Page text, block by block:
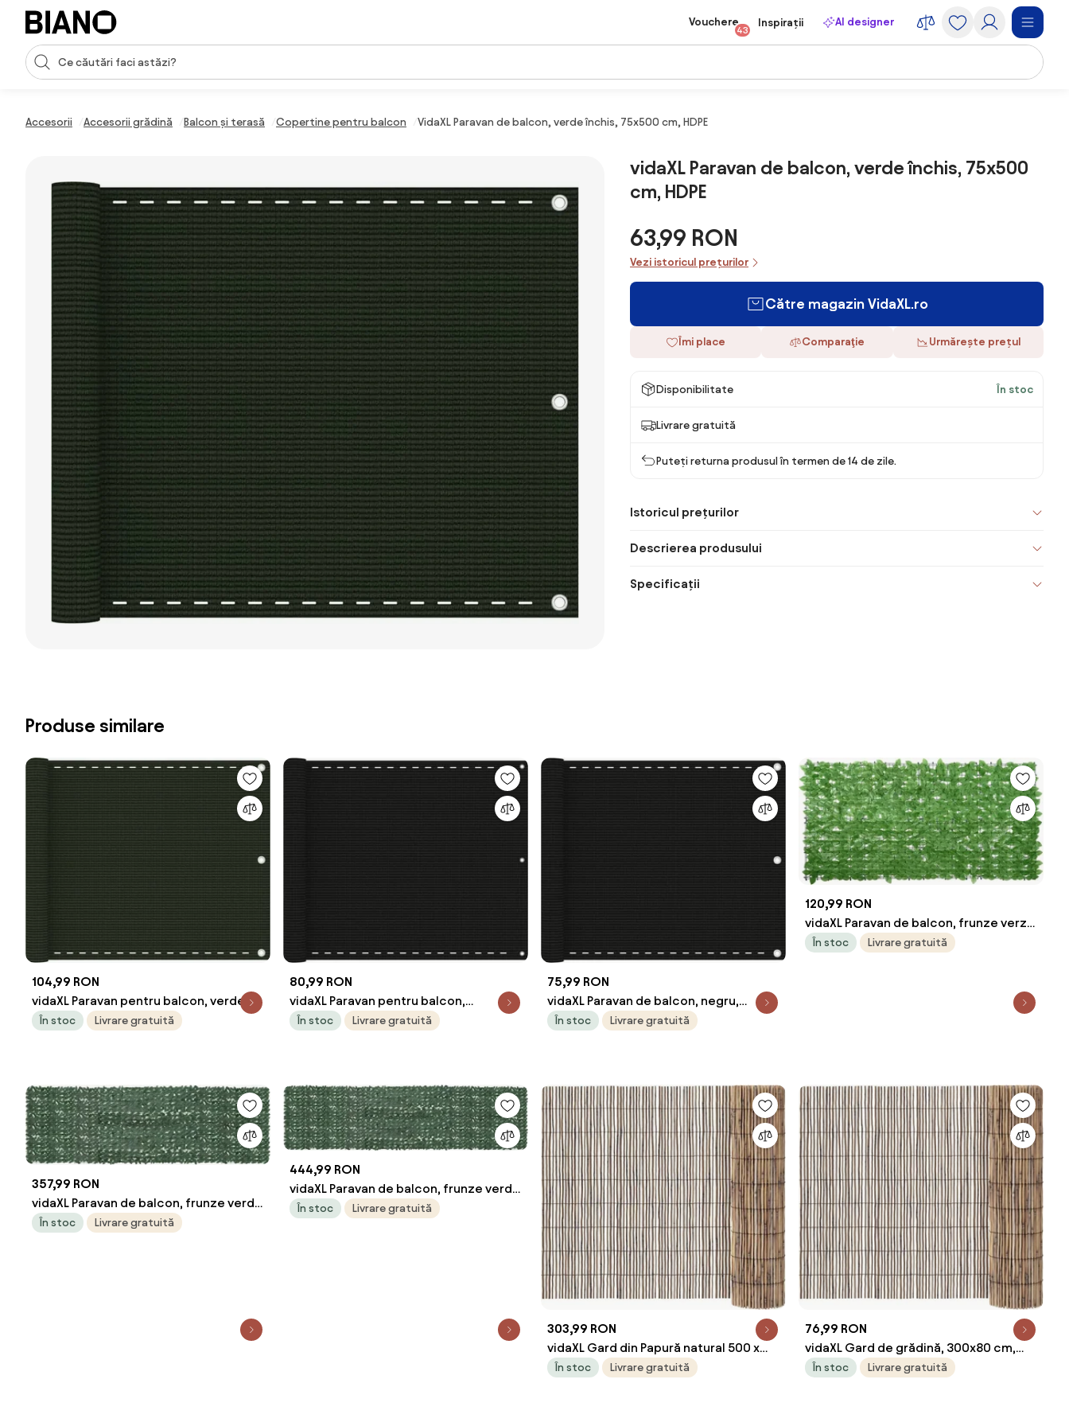
Sari peste navigare, accesează conținutul
Introducerea căutării
Vouchere
43
Inspirații AI designer
Accesorii Accesorii grădină Balcon și terasă Copertine pentru balcon VidaXL Paravan de balcon, verde închis, 75x500 cm, HDPE
vidaXL Paravan de balcon, verde închis, 75x500
cm, HDPE
63,99 RON
Vezi istoricul prețurilor
Către magazin VidaXL.ro
Îmi place Comparaţie Urmărește prețul
Disponibilitate În stoc
Livrare gratuită
Puteți returna produsul în termen de 14 de zile.
Istoricul prețurilor
Descrierea produsului
Specificații
Produse similare
104,99 RON
vidaXL Paravan pentru balcon, verde
închis, 75x600 ,HDPE
În stoc Livrare gratuită
80,99 RON
vidaXL Paravan pentru balcon,
portocaliu, 75x400 cm, HDPE
În stoc Livrare gratuită
75,99 RON
vidaXL Paravan de balcon, negru,
75x500 cm, HDPE
În stoc Livrare gratuită
120,99 RON
vidaXL Paravan de balcon, frunze verzi,
200x100 cm
În stoc Livrare gratuită
357,99 RON
vidaXL Paravan de balcon, frunze verde
închis, 500x150 cm
În stoc Livrare gratuită
444,99 RON
vidaXL Paravan de balcon, frunze verde
închis, 600x150 cm
În stoc Livrare gratuită
303,99 RON
vidaXL Gard din Papură natural 500 x
140 cm Stuf
În stoc Livrare gratuită
76,99 RON
vidaXL Gard de grădină, 300x80 cm,
stufÎn stoc Livrare gratuită